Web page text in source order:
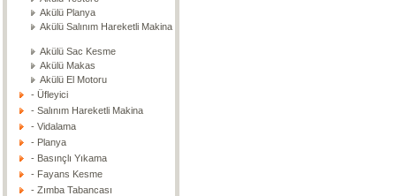
Akülü Planya
Akülü Salınım Hareketli Makina
Akülü Sac Kesme
Akülü Makas
Akülü El Motoru
- Üfleyici
- Salınım Hareketli Makina
- Vidalama
- Planya
- Basınçlı Yıkama
- Fayans Kesme
- Zımba Tabancası